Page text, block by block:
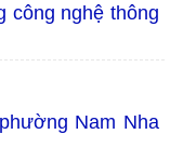
công nghệ thông
Nam Nha